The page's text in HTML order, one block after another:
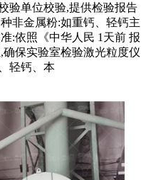
验单位校验,提供检验报告
非金属粉:如重钙、轻钙主
:依照《中华人民 1天前 报
保实验室检验激光粒度仪
轻钙、本